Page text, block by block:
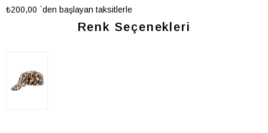
₺200,00 `den başlayan taksitlerle
Renk Seçenekleri